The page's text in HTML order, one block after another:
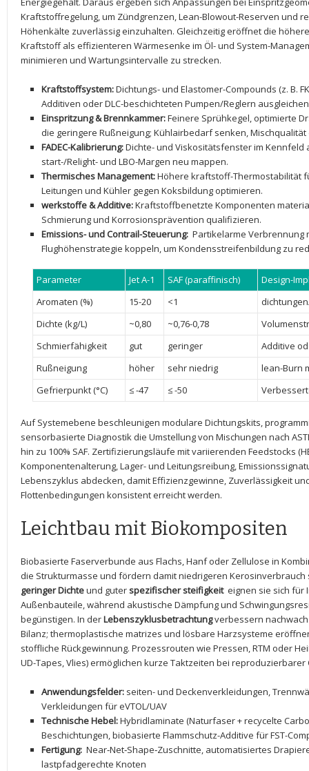
Kraftstoffregelung, um‌ Zündgrenzen,‌ Lean-Blowout-Reserven und
Höhenkälte zuverlässig einzuhalten. Gleichzeitig eröffnet die
Kraftstoff als effizienteren ‍Wärmesenke im Öl- und⁣ System-
minimieren⁤ und ​Wartungsintervalle zu strecken.
Kraftstoffsystem:Dichtungs- und ⁣Elastomer-Compounds ⁣(z. B.
Additiven oder DLC-beschichteten Pumpen/Reglern‍
Einspritzung & Brennkammer:‍Feinere Sprühkegel, ⁣optimierte
die ⁣geringere Rußneigung;⁣ Kühlairbedarf senken,
FADEC-Kalibrierung:​Dichte- und Viskositätsfenster im
start-/Relight- ⁢und⁤ LBO-Margen neu mappen.
Thermisches Management:⁤Höhere kraftstoff-Thermostabilität
Leitungen und Kühler ‍gegen‌ Koksbildung optimieren.
werkstoffe & Additive:Kraftstoffbenetzte Komponenten
Schmierung und Korrosionsprävention qualifizieren.
Emissions- ⁤und⁣ Contrail-Steuerung: Partikelarme‍ Verbrennung
Flughöhenstrategie koppeln, um Kondensstreifenbildung​ zu​
Parameter Jet‍ A-1 SAF‌ (paraffinisch)
Design-
Aromaten (%)
15-20 <1
Dichte (kg/L)
~0,80 ~0,76-0,78
Schmierfähigkeit
gut geringer
Additive
Rußneigung
höher sehr niedrig
lean-Burn
Gefrierpunkt (°C)
≤ -47 ≤ ⁢-50
Auf Systemebene beschleunigen modulare Dichtungskits,
sensorbasierte Diagnostik die ⁢Umstellung von ‍Mischungen nach
hin zu 100% SAF. Zertifizierungsläufe mit variierenden Feedstocks
Komponentenalterung, Lager- und Leitungsreibung,
Lebenszyklus abdecken, damit Effizienzgewinne, Zuverlässigkeit
Flottenbedingungen konsistent ⁣erreicht werden.
Leichtbau mit Biokompositen
Biobasierte ⁢Faserverbunde aus Flachs, Hanf oder Zellulose⁤ in
die ​Strukturmasse und fördern damit niedrigeren Kerosinverbrauch
geringer Dichteund⁢ guterspezifischer steifigkeit eignen ⁣sie sich für
Außenbauteile, während‍ akustische Dämpfung​ und
begünstigen. ‌In ‍der‍Lebenszyklusbetrachtungverbessern
Bilanz;⁢ thermoplastische matrizes und lösbare ⁢Harzsysteme
stoffliche ‌Rückgewinnung. Prozessrouten wie Pressen, RTM​ oder
⁣UD-Tapes,‌ Vlies) ⁣ermöglichen kurze Taktzeiten bei reproduzierbarer
Anwendungsfelder: seiten- und⁣ Deckenverkleidungen,
Verkleidungen für eVTOL/UAV
Technische ‍Hebel:​Hybridlaminate (Naturfaser ‍+ ‍recycelte⁣
Beschichtungen, biobasierte Flammschutz-Additive für FST-
Fertigung: Near‑Net‑Shape‑Zuschnitte, ​automatisiertes
lastpfadgerechte‍ Knoten